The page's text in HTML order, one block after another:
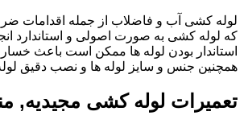
لوله کشی آب و فاضلاب از جمله اقدامات
که لوله کشی به صورت اصولی و استاندارد
استاندار بودن لوله ها ممکن است باعث
همچنین جنس و سایز لوله ها و نصب دقیق
تعمیرات لوله کشی مجیدیه,